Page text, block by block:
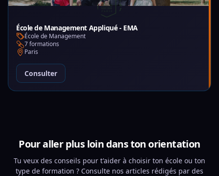
École de Management Appliqué - EMA
École de Management
7 formations
Paris
Consulter
Pour aller plus loin dans ton orientation
Tu veux des conseils pour t'aider à choisir ton école ou ton
type de formation ? Consulte nos articles rédigés par des